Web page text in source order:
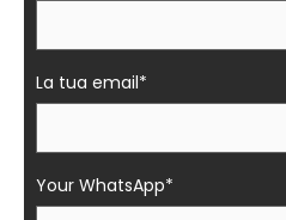
La tua email*
Your WhatsApp*